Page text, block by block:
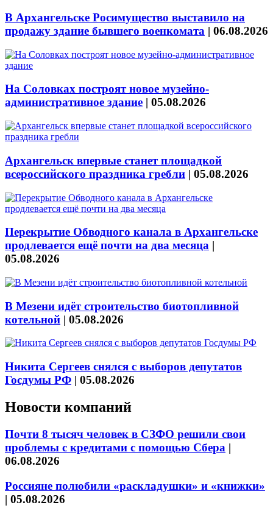
В Архангельске Росимущество выставило на
продажу здание бывшего военкомата | 06.08.2026
На Соловках построят новое музейно-
административное здание | 05.08.2026
Архангельск впервые станет площадкой
всероссийского праздника гребли | 05.08.2026
Перекрытие Обводного канала в Архангельске
продлевается ещё почти на два месяца |
05.08.2026
В Мезени идёт строительство биотопливной
котельной | 05.08.2026
Никита Сергеев снялся с выборов депутатов
Госдумы РФ | 05.08.2026
Новости компаний
Почти 8 тысяч человек в СЗФО решили свои
проблемы с кредитами с помощью Сбера |
06.08.2026
Россияне полюбили «раскладушки» и «книжки»
| 05.08.2026